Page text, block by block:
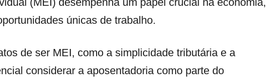
únicas de trabalho.
de ser MEI, como a simplicidade tributária e a
considerar a aposentadoria como parte do